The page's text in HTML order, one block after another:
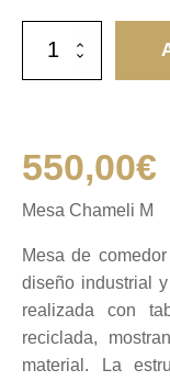
Mesa
Chameli
M
550,00€
Mesa Chameli M
Mesa de comedor
diseño industrial
realizada con
reciclada,
material. La